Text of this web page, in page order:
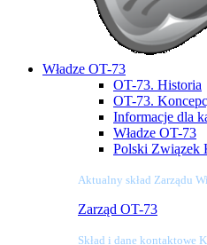
Władze OT-73
OT-73. Historia
OT-73.
Informacje dla
Władze OT-73
Polski Związek
Aktualny skład Zarządu
Zarząd OT-73
Skład i dane kontaktowe